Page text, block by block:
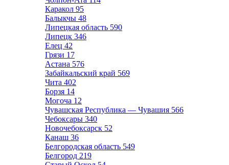
Каракол 95
Балыкчы 48
Липецкая область 590
Липецк 346
Елец 42
Грязи 17
Астана 576
Забайкальский край 569
Чита 402
Борзя 14
Могоча 12
Чувашская Республика — Чувашия 566
Чебоксары 340
Новочебоксарск 52
Канаш 36
Белгородская область 549
Белгород 219